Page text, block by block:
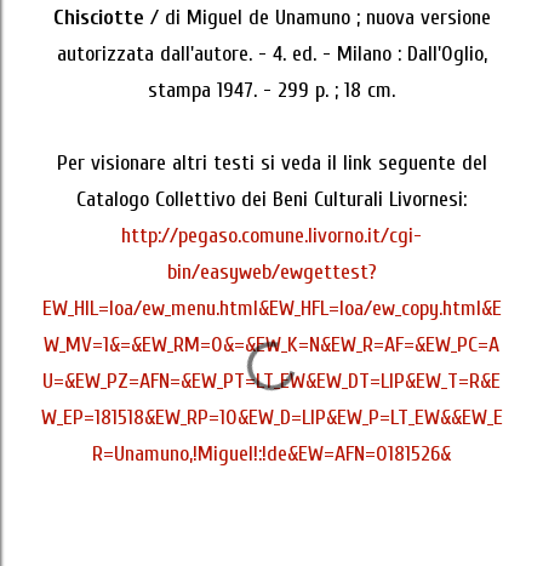
Chisciotte / di Miguel de Unamuno ; nuova versione
autorizzata dall'autore. - 4. ed. - Milano : Dall'Oglio,
stampa 1947. - 299 p. ; 18 cm.
Per visionare altri testi si veda il link seguente del
Catalogo Collettivo dei Beni Culturali Livornesi:
http://pegaso.comune.livorno.it/cgi-
bin/easyweb/ewgettest?
EW_HIL=loa/ew_menu.html&EW_HFL=loa/ew_copy.html&E
W_MV=1&=&EW_RM=0&=&EW_K=N&EW_R=AF=&EW_PC=A
U=&EW_PZ=AFN=&EW_PT=LT_EW&EW_DT=LIP&EW_T=R&E
W_EP=181518&EW_RP=10&EW_D=LIP&EW_P=LT_EW&&EW_E
R=Unamuno,!Miguel!:!de&EW=AFN=0181526&